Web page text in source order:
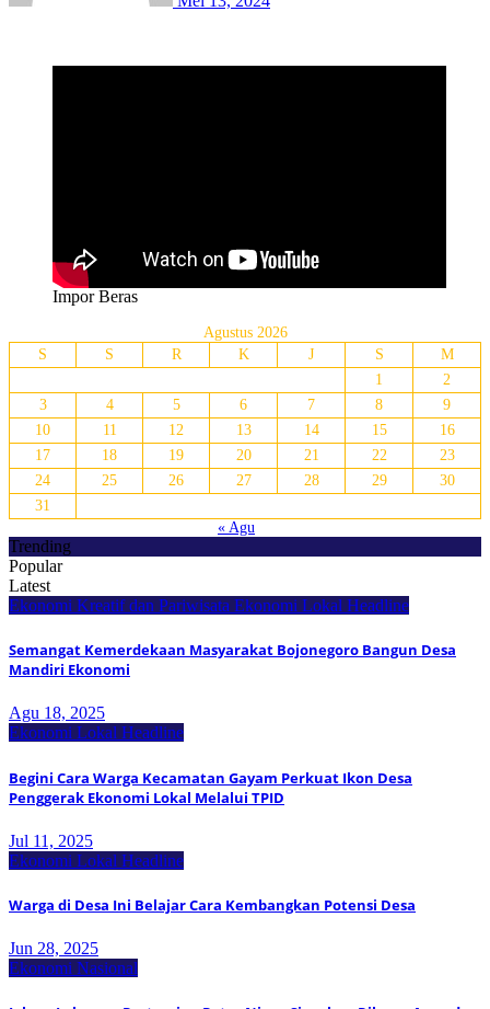
Impor Beras
Agustus 2026
S
S R K J S
M
1
2
3
4 5 6 7 8
9
10
11 12 13 14 15
16
17
18 19 20 21 22
23
24
25 26 27 28 29
30
31
« Agu
Trending
Popular
Latest
Ekonomi Kreatif dan Pariwisata Ekonomi Lokal Headline
Semangat Kemerdekaan Masyarakat Bojonegoro Bangun Desa
Mandiri Ekonomi
Agu 18, 2025
Ekonomi Lokal Headline
Begini Cara Warga Kecamatan Gayam Perkuat Ikon Desa
Penggerak Ekonomi Lokal Melalui TPID
Jul 11, 2025
Ekonomi Lokal Headline
Warga di Desa Ini Belajar Cara Kembangkan Potensi Desa
Jun 28, 2025
Ekonomi Nasional